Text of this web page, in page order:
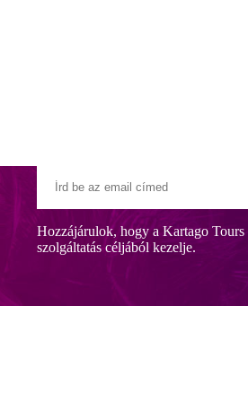
aquapark, bank,
35 km-re található.
Hozzájárulok, hogy a Kartago Tours
szolgáltatás céljából kezelje.